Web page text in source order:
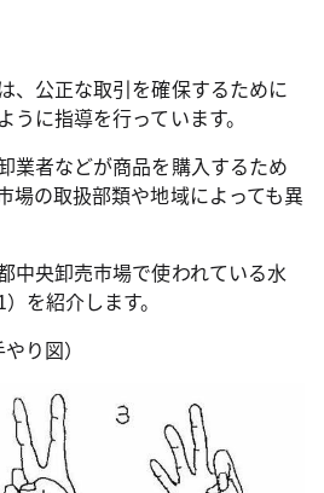
、公正な取引を確保するために
に指導を行っています。
業者などが商品を購入するため
場の取扱部類や地域によっても異
中央卸売市場で使われている水
を紹介します。
り図）